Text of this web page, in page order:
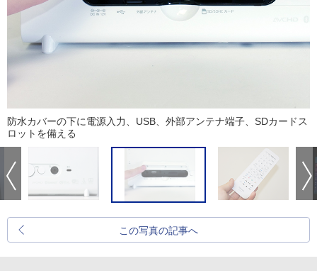
防水カバーの下に電源入力、USB、外部アンテナ端子、SDカードス
ロットを備える
この写真の記事へ